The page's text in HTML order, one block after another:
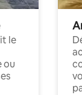
le
ou